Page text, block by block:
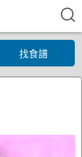
找食譜